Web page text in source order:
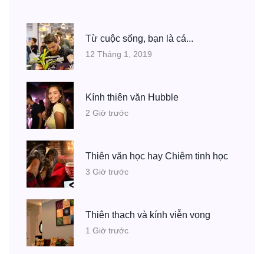
Từ cuộc sống, bạn là cá...
12 Tháng 1, 2019
Kính thiên văn Hubble
2 Giờ trước
Thiên văn học hay Chiêm tinh học
3 Giờ trước
Thiên thạch và kính viễn vọng
1 Giờ trước